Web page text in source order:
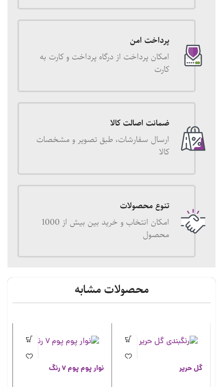
پرداخت امن
امکان پرداخت از درگاه پرداخت و کارت به
کارت
ضمانت اصالت کالا
ارسال سفارشات، طبق تصویر و مشخصات
کالا
تنوع محصولات
امکان انتخاب و خرید بین بیش از 1000
محصول
محصولات مشابه
گل حریر نوار پوم پوم 7 رنگ